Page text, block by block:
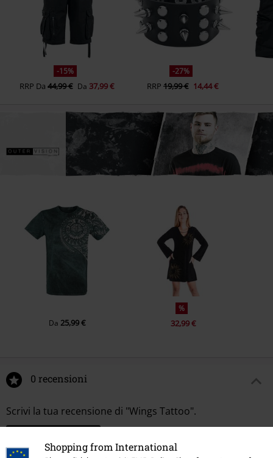
Shopping from International
-15%
RRP Da44,99 € Da37,99 €
-27%
RRP 19,99 € 14,44 €
Da 25,99 €
%
32,99 €
0 recensioni
Scrivi la tua recensione di "Wings Tattoo".